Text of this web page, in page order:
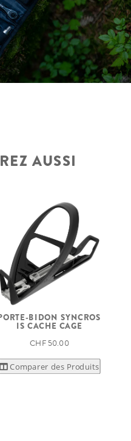
AUSSI
BIDON SYNCROS
IS CACHE CAGE
CHF 50.00
Comparer des Produits